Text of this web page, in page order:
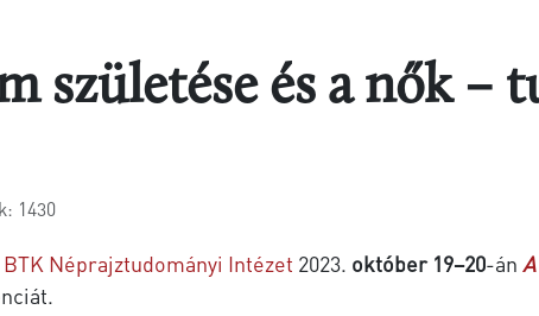
születése és a nők –
1430
BTK Néprajztudományi Intézet 2023. október 19–20-án